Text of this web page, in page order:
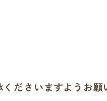
ださいますようお願